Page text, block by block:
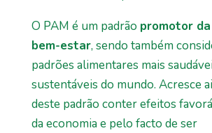
O PAM é um padrão promotor
bem-estar, sendo também
padrões alimentares mais
sustentáveis do mundo. Acresce
deste padrão conter efeitos
da economia e pelo facto de ser